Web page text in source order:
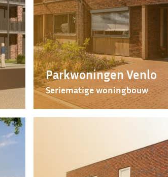
Parkwoningen Venlo
Seriematige woningbouw